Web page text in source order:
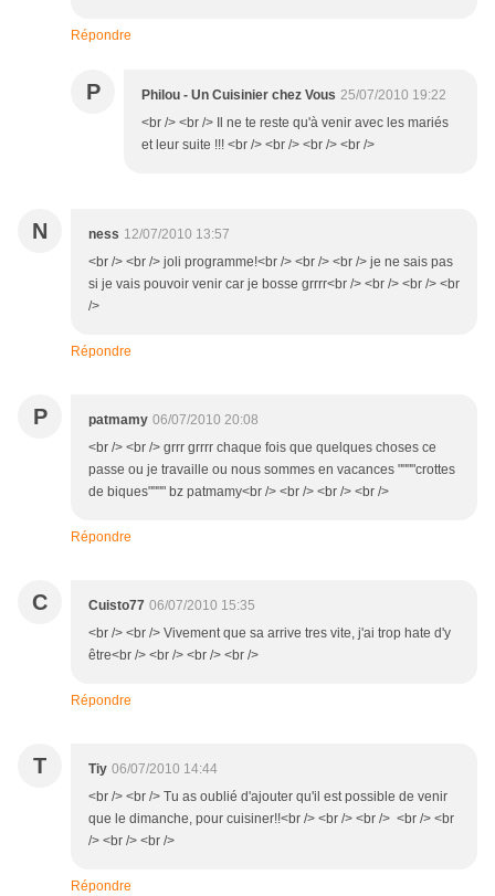
Répondre
P Philou - Un Cuisinier chez Vous 25/07/2010 19:22
<br /> <br /> Il ne te reste qu'à venir avec les mariés
et leur suite !!! <br /> <br /> <br /> <br />
N ness 12/07/2010 13:57
<br /> <br /> joli programme!<br /> <br /> <br /> je ne sais pas
si je vais pouvoir venir car je bosse grrrr<br /> <br /> <br /> <br
/>
Répondre
P patmamy 06/07/2010 20:08
<br /> <br /> grrr grrrr chaque fois que quelques choses ce
passe ou je travaille ou nous sommes en vacances """"crottes
de biques"""" bz patmamy<br /> <br /> <br /> <br />
Répondre
C Cuisto77 06/07/2010 15:35
<br /> <br /> Vivement que sa arrive tres vite, j'ai trop hate d'y
être<br /> <br /> <br /> <br />
Répondre
T Tiy 06/07/2010 14:44
<br /> <br /> Tu as oublié d'ajouter qu'il est possible de venir
que le dimanche, pour cuisiner!!<br /> <br /> <br /> <br /> <br
/> <br /> <br />
Répondre